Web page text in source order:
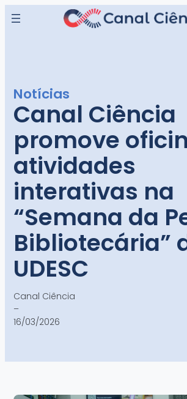
para
Notícias
Canal Ciência
promove
atividades
interativas na
“Semana da
Bibliotecária”
UDESC
Canal Ciência
–
16/03/2026